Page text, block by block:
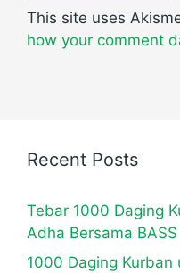
This site uses
how your comment
Recent Posts
Tebar 1000 Daging
Adha Bersama BASS
1000 Daging Kurban